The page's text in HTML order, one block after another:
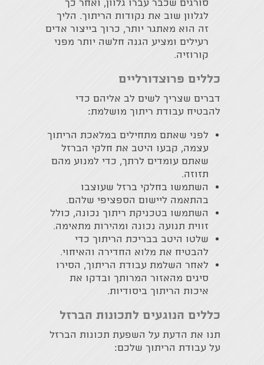
סורגים שכבר עברו גלוון, ואחר כך
לגלוון שוב את נקודות הריתוך. הליך
זה הוא מאתגר יותר, כרוך בייצור אדים
רעילים ומציע הגנה חלשה יותר מפני
קורוזיה.
כללים פרוצדורליים
דברים שצריך לשים לב אליהם כדי
להבטיח עבודת ריתוך מושלמת:
לפני שאתם מתחילים במלאכת הריתוך
עצמה, קבעו היטב את חלקי הברזל
שאתם עומדים לרתך, כדי למנוע מהם
תזוזה.
השתמשו בחלקי ברזל שעוצבו
בהתאמה ליישום הספציפי שלהם.
השתמשו בטכניקת ריתוך נכונה, כולל
זווית תנועה נכונה ומהירות מתאימה.
שלטו היטב בבריכת הריתוך כדי
להבטיח את מלוא החדירה והאיחוי.
לאחר השלמת עבודת הריתוך, הסירו
סיגים מהאזור המרותך ובדקו את
איכות הריתוך ביסודיות.
כללים הנוגעים לתכונות הברזל
תנו את הדעת על השפעת תכונות הברזל
על עבודת הריתוך שלכם: